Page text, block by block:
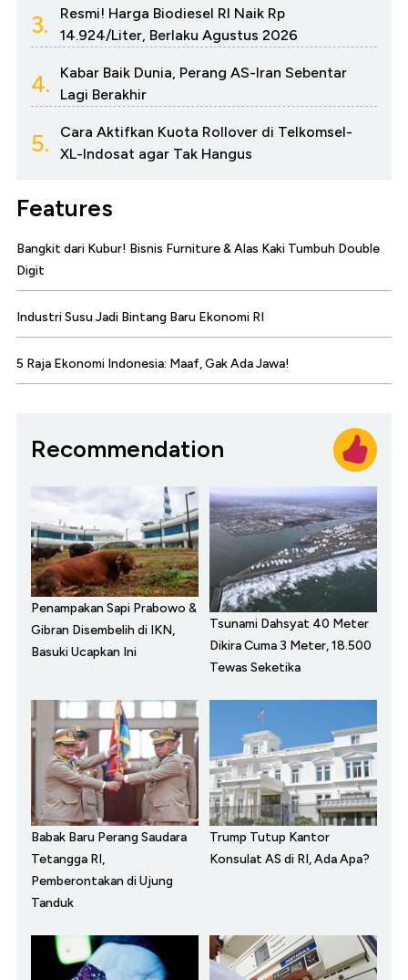
3.
Resmi! Harga Biodiesel RI Naik Rp
14.924/Liter, Berlaku Agustus 2026
4.
Kabar Baik Dunia, Perang AS-Iran Sebentar
Lagi Berakhir
5.
Cara Aktifkan Kuota Rollover di Telkomsel-
XL-Indosat agar Tak Hangus
Features
Bangkit dari Kubur! Bisnis Furniture & Alas Kaki Tumbuh Double
Digit
Industri Susu Jadi Bintang Baru Ekonomi RI
5 Raja Ekonomi Indonesia: Maaf, Gak Ada Jawa!
Recommendation
Penampakan Sapi Prabowo &
Gibran Disembelih di IKN,
Basuki Ucapkan Ini
Tsunami Dahsyat 40 Meter
Dikira Cuma 3 Meter, 18.500
Tewas Seketika
Babak Baru Perang Saudara
Tetangga RI,
Pemberontakan di Ujung
Tanduk
Trump Tutup Kantor
Konsulat AS di RI, Ada Apa?